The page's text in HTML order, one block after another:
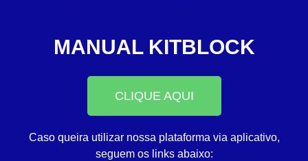
MANUAL KITBLOCK
CLIQUE AQUI
Caso queira utilizar nossa plataforma via aplicativo,
seguem os links abaixo: